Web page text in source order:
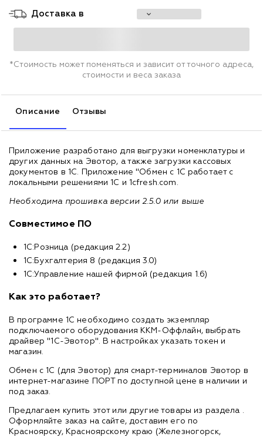
Доставка в
*Стоимость может поменяться и зависит от точного адреса,
стоимости и веса заказа
Описание Отзывы
Приложение разработано для выгрузки номенклатуры и
других данных на Эвотор, а также загрузки кассовых
документов в 1С. Приложение "Обмен с 1С работает с
локальными решениями 1С и 1cfresh.com.
Необходима прошивка версии 2.5.0 или выше
Совместимое ПО
1С:Розница (редакция 2.2)
1С:Бухгалтерия 8 (редакция 3.0)
1С:Управление нашей фирмой (редакция 1.6)
Как это работает?
В программе 1С необходимо создать экземпляр
подключаемого оборудования ККМ-Оффлайн, выбрать
драйвер "1С-Эвотор". В настройках указать токен и
магазин.
Обмен с 1С (для Эвотор) для смарт-терминалов Эвотор в
интернет-магазине ПОРТ по доступной цене в наличии и
под заказ.
Предлагаем купить этот или другие товары из раздела .
Оформляйте заказ на сайте, доставим его по
Красноярску, Красноярскому краю (Железногорск,